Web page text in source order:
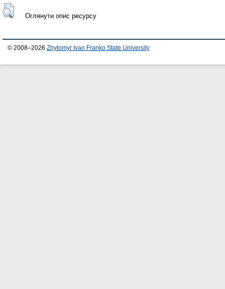
Оглянути опис ресурсу
© 2008–2026 Zhytomyr Ivan Franko State University